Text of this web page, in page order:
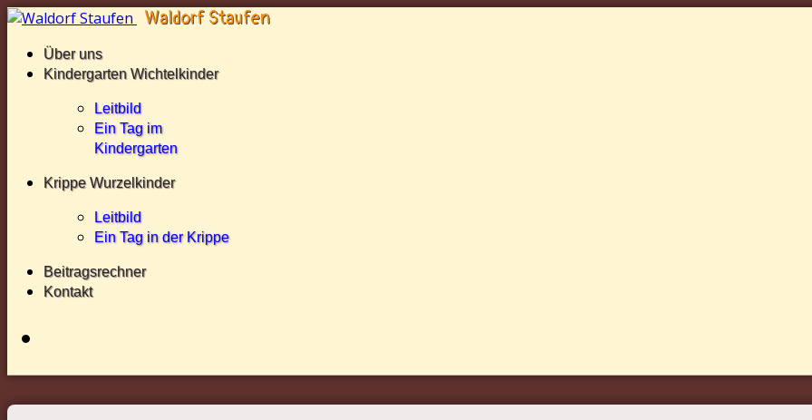
Über uns
Kindergarten Wichtelkinder
Leitbild
Ein Tag im
Kindergarten
Krippe Wurzelkinder
Leitbild
Ein Tag in der Krippe
Beitragsrechner
Kontakt